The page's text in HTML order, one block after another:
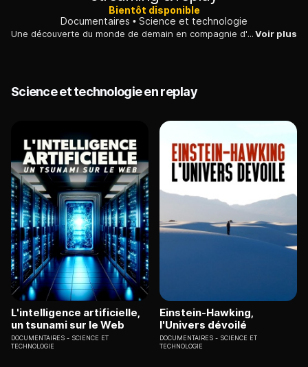
Bientôt disponible
Documentaires
Science et technologie
Une découverte du monde de demain en compagnie d'experts dans des domaines scientifiques divers et variés : réponses à toutes les interrogations sur la science en 2050.Voir plus
Science et technologie en replay
L'intelligence artificielle,
un tsunami sur le Web
DOCUMENTAIRES
SCIENCE ET
TECHNOLOGIE
Einstein-Hawking,
l'Univers dévoilé
DOCUMENTAIRES
SCIENCE ET
TECHNOLOGIE